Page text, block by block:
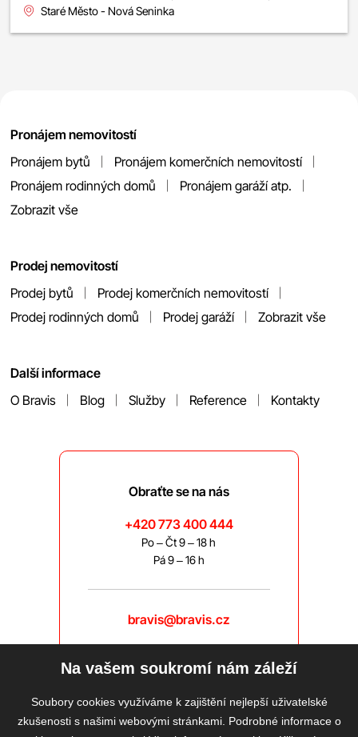
Staré Město - Nová Seninka
Pronájem nemovitostí
Pronájem bytů
Pronájem komerčních nemovitostí
Pronájem rodinných domů
Pronájem garáží atp.
Zobrazit vše
Prodej nemovitostí
Prodej bytů
Prodej komerčních nemovitostí
Prodej rodinných domů
Prodej garáží Zobrazit vše
Další informace
O Bravis
Blog Služby Reference Kontakty
Obraťte se na nás
+420 773 400 444
Po – Čt 9 – 18 h
Pá 9 – 16 h
bravis@bravis.cz
Na vašem soukromí nám záleží
Soubory cookies využíváme k zajištění nejlepší uživatelské
zkušenosti s našimi webovými stránkami. Podrobné informace o